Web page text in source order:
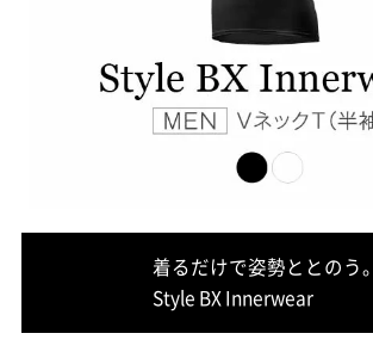
着るだけで姿勢ととのう。
Style BX Innerwear